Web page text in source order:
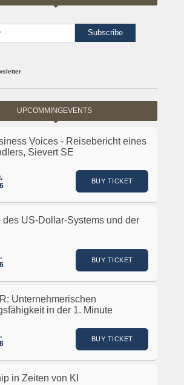
UPCOMMINGEVENTS
Voices - Reisebericht eines
Sievert SE
BUY TICKET
des US-Dollar-Systems und der
BUY TICKET
Unternehmerischen
in der 1. Minute
BUY TICKET
in Zeiten von KI